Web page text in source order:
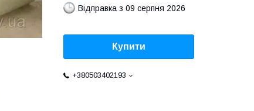
Відправка з 09 серпня 2026
Купити
+380503402193